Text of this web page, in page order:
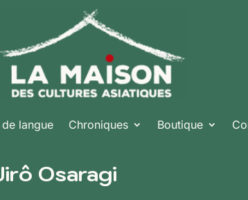
langue Chroniques Boutique
Osaragi